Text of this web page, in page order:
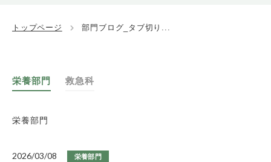
トップページ 部門ブログ_タブ切り...
栄養部門 救急科
栄養部門
2026/03/08 栄養部門